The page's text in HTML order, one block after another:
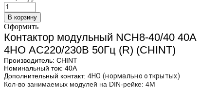
В корзину
Оформить
Контактор модульный NCH8-40/40 40A
4НО AC220/230В 50Гц (R) (CHINT)
Производитель: CHINT
Номинальный ток: 40А
Дополнительный контакт: 4НО (нормально открытых)
Кол-во занимаемых модулей на DIN-рейке: 4М